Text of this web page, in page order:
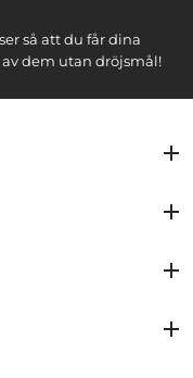
så att du får dina
dem utan dröjsmål!